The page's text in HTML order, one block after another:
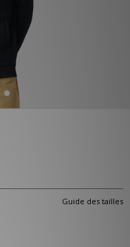
Guide des tailles